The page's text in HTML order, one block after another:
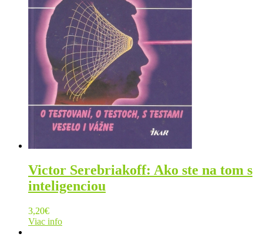
Victor Serebriakoff: Ako ste na tom s
inteligenciou
3,20€
Viac info